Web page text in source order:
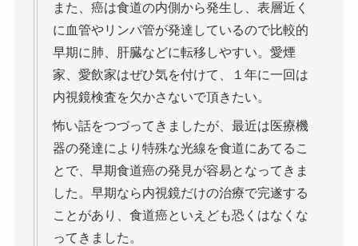
また、癌は食道の内側から発生し、表層近く
に血管やリンパ管が発達しているので比較的
早期に肺、肝臓などに転移しやすい。愛煙
家、愛飲家はぜひ気を付けて、１年に一回は
内視鏡検査を欠かさないで頂きたい。
怖い話をつづってきましたが、最近は医療機
器の発達により特殊な光線を食道にあてるこ
とで、早期食道癌の発見が容易となってきま
した。早期なら内視鏡だけの治療で完遂する
ことがあり、食道癌といえども恐くはなくな
ってきました。